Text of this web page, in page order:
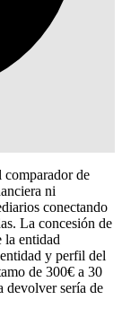
comparador de
ni
conectando
La concesión de
la entidad
y perfil del
de 300€ a 30
devolver sería de